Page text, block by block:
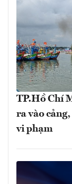
TP.Hồ Chí
ra vào
vi phạm